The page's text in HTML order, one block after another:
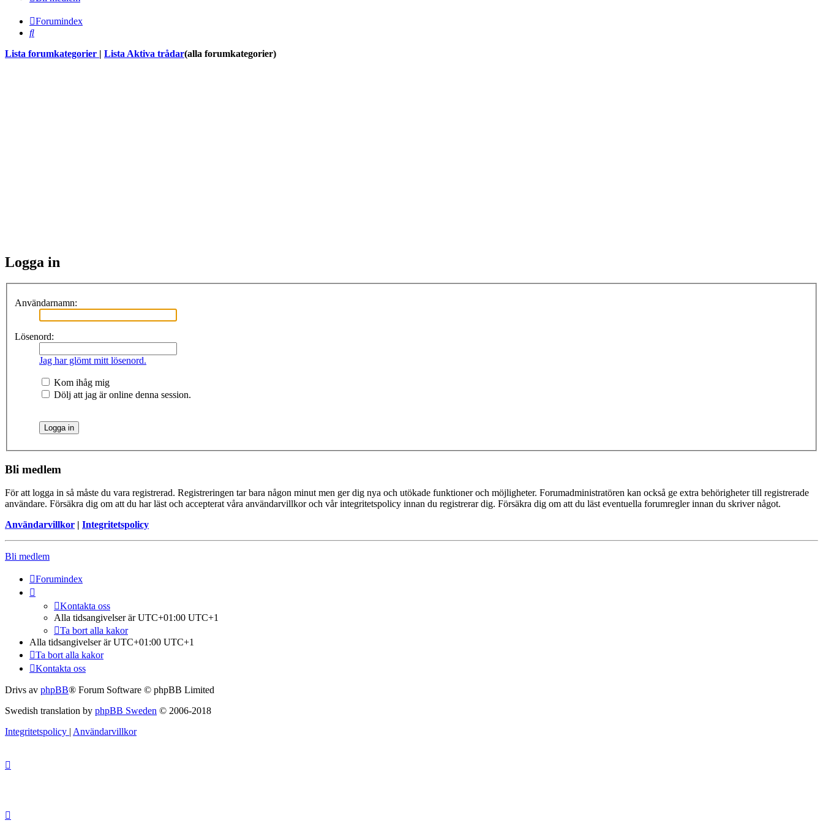
Forumindex
Sök
Lista forumkategorier Lista Aktiva trådar(alla forumkategorier)
Logga in
Användarnamn:
Lösenord:
Jag har glömt mitt lösenord.
Kom ihåg mig
Dölj att jag är online denna session.
Bli medlem
För att logga in så måste du vara registrerad. Registreringen tar bara någon minut men ger dig nya och utökade funktioner och möjligheter. Forumadministratören kan också ge extra behörigheter till registrerade
användare. Försäkra dig om att du har läst och accepterat våra användarvillkor och vår integritetspolicy innan du registrerar dig. Försäkra dig om att du läst eventuella forumregler innan du skriver något.
Användarvillkor | Integritetspolicy
Bli medlem
Forumindex
Kontakta oss
Alla tidsangivelser är UTC+01:00 UTC+1
Ta bort alla kakor
Alla tidsangivelser är UTC+01:00 UTC+1
Ta bort alla kakor
Kontakta oss
Drivs av phpBB® Forum Software © phpBB Limited
Swedish translation by phpBB Sweden © 2006-2018
Integritetspolicy | Användarvillkor